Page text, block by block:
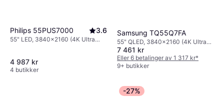
Philips 55PUS7000 3.6
55" LED, 3840x2160 (4K Ultra
4 987 kr
4 butikker
Samsung TQ55Q7FA
55" QLED, 3840x2160 (4K Ultra
HD), Smart TV
7 461 kr
Eller 6 betalinger av 1 317 kr*
9+ butikker
-27%